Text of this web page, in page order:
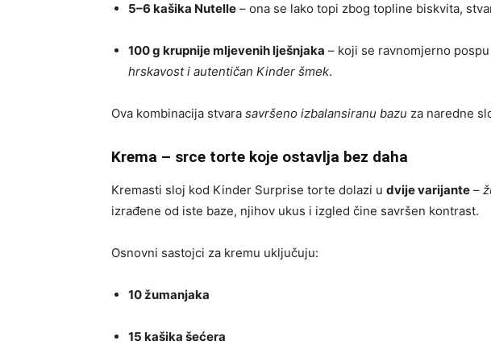
5–6 kašika Nutelle – ona se lako topi zbog topline biskvita,
100 g krupnije mljevenih lješnjaka – koji se ravnomjerno
hrskavost i autentičan Kinder šmek.
Ova kombinacija stvara savršeno izbalansiranu bazu za naredne
Krema – srce torte koje ostavlja bez daha
Kremasti sloj kod Kinder Surprise torte dolazi u dvije varijante –
izrađene od iste baze, njihov ukus i izgled čine savršen kontrast.
Osnovni sastojci za kremu uključuju:
10 žumanjaka
15 kašika šećera